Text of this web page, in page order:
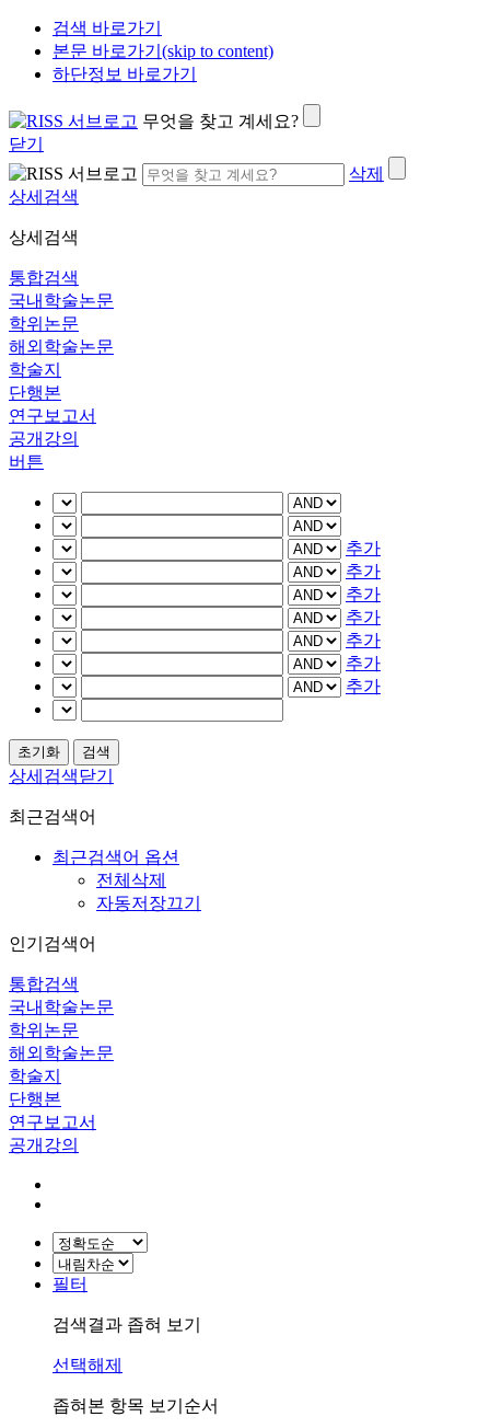
검색 바로가기
본문 바로가기(skip to content)
하단정보 바로가기
무엇을 찾고 계세요?
닫기
삭제
상세검색
상세검색
통합검색
국내학술논문
학위논문
해외학술논문
학술지
단행본
연구보고서
공개강의
버튼
추가
추가
추가
추가
추가
추가
추가
상세검색닫기
최근검색어
최근검색어 옵션
전체삭제
자동저장끄기
인기검색어
통합검색
국내학술논문
학위논문
해외학술논문
학술지
단행본
연구보고서
공개강의
필터
검색결과 좁혀 보기
선택해제
좁혀본 항목 보기순서